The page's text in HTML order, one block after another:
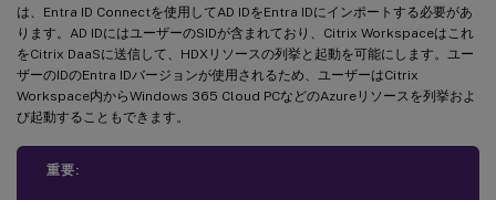
は、Entra ID Connectを使用してAD IDをEntra IDにインポートする必要があ
ります。AD IDにはユーザーのSIDが含まれており、Citrix Workspaceはこれ
をCitrix DaaSに送信して、HDXリソースの列挙と起動を可能にします。ユー
ザーのIDのEntra IDバージョンが使用されるため、ユーザーはCitrix
Workspace内からWindows 365 Cloud PCなどのAzureリソースを列挙およ
び起動することもできます。
重要: